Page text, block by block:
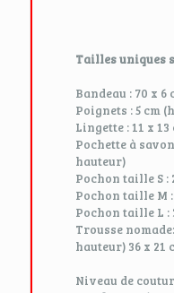
Tailles uniques
Bandeau : 70 x
Poignets : 5 cm
Lingette : 11 x
Pochette à
hauteur)
Pochon taille S :
Pochon taille M
Pochon taille L :
Trousse
hauteur) 36 x
Niveau de